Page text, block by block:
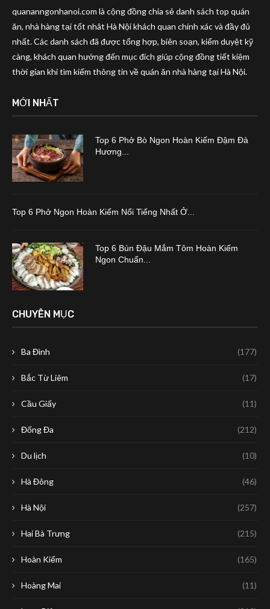
quananngonhanoi.com là cộng đồng chia sẻ danh sách top quán
ăn, nhà hàng tại tốt nhât Hà Nội khách quan chính xác và đầy đủ
nhất. Các danh sách đã được tổng hợp, biên soạn, kiểm duyệt kỹ
càng, khách quan hướng đến mục đích giúp cộng đồng tiết kiệm
thời gian khi tìm kiếm thông tin về quán ăn nhà hàng tại Hà Nội.
MỚI NHẤT
Top 6 Phở Bò Ngon Hoàn Kiếm Đậm Đà
Hương...
Top 6 Phở Ngon Hoàn Kiếm Nổi Tiếng Nhất Ở...
Top 6 Bún Đậu Mắm Tôm Hoàn Kiếm
Ngon Chuẩn...
CHUYÊN MỤC
Ba Đình (177)
Bắc Từ Liêm (17)
Cầu Giấy (11)
Đống Đa (212)
Du lịch (10)
Hà Đông (46)
Hà Nội (257)
Hai Bà Trưng (215)
Hoàn Kiếm (165)
Hoàng Mai (11)